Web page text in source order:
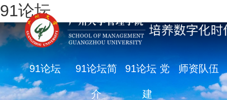
91论坛
91论坛 91论坛简
介
91论坛 党
建
师资队伍